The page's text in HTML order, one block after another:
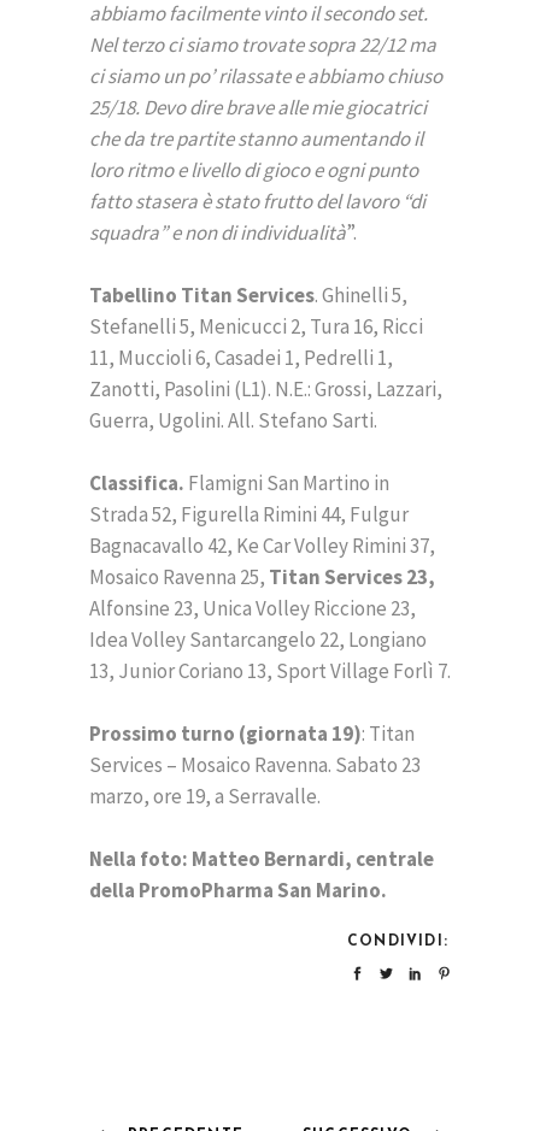
abbiamo facilmente vinto il secondo set.
Nel terzo ci siamo trovate sopra 22/12 ma
ci siamo un po’ rilassate e abbiamo chiuso
25/18. Devo dire brave alle mie giocatrici
che da tre partite stanno aumentando il
loro ritmo e livello di gioco e ogni punto
fatto stasera è stato frutto del lavoro “di
squadra” e non di individualità”.
Tabellino Titan Services. Ghinelli 5,
Stefanelli 5, Menicucci 2, Tura 16, Ricci
11, Muccioli 6, Casadei 1, Pedrelli 1,
Zanotti, Pasolini (L1). N.E.: Grossi, Lazzari,
Guerra, Ugolini. All. Stefano Sarti.
Classifica. Flamigni San Martino in
Strada 52, Figurella Rimini 44, Fulgur
Bagnacavallo 42, Ke Car Volley Rimini 37,
Mosaico Ravenna 25, Titan Services 23,
Alfonsine 23, Unica Volley Riccione 23,
Idea Volley Santarcangelo 22, Longiano
13, Junior Coriano 13, Sport Village Forlì 7.
Prossimo turno (giornata 19): Titan
Services – Mosaico Ravenna. Sabato 23
marzo, ore 19, a Serravalle.
Nella foto: Matteo Bernardi, centrale
della PromoPharma San Marino.
CONDIVIDI: